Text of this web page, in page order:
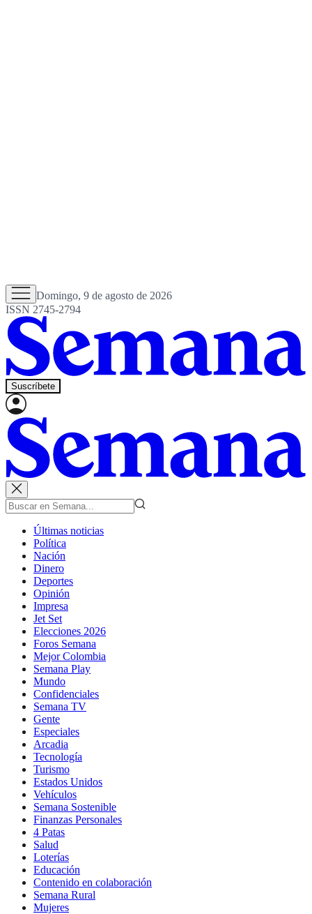
Domingo, 9 de agosto de 2026
ISSN 2745-2794
Suscríbete
Últimas noticias
Política
Nación
Dinero
Deportes
Opinión
Impresa
Jet Set
Elecciones 2026
Foros Semana
Mejor Colombia
Semana Play
Mundo
Confidenciales
Semana TV
Gente
Especiales
Arcadia
Tecnología
Turismo
Estados Unidos
Vehículos
Semana Sostenible
Finanzas Personales
4 Patas
Salud
Loterías
Educación
Contenido en colaboración
Semana Rural
Mujeres